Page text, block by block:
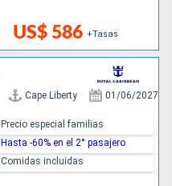
US$ 586 +Tasas
Cape Liberty 01/06/2027
Precio especial familias
Hasta -60% en el 2° pasajero
Comidas incluidas